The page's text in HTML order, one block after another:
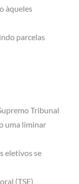
àqueles
parcelas
Tribunal
uma liminar
eletivos se
(TSE)